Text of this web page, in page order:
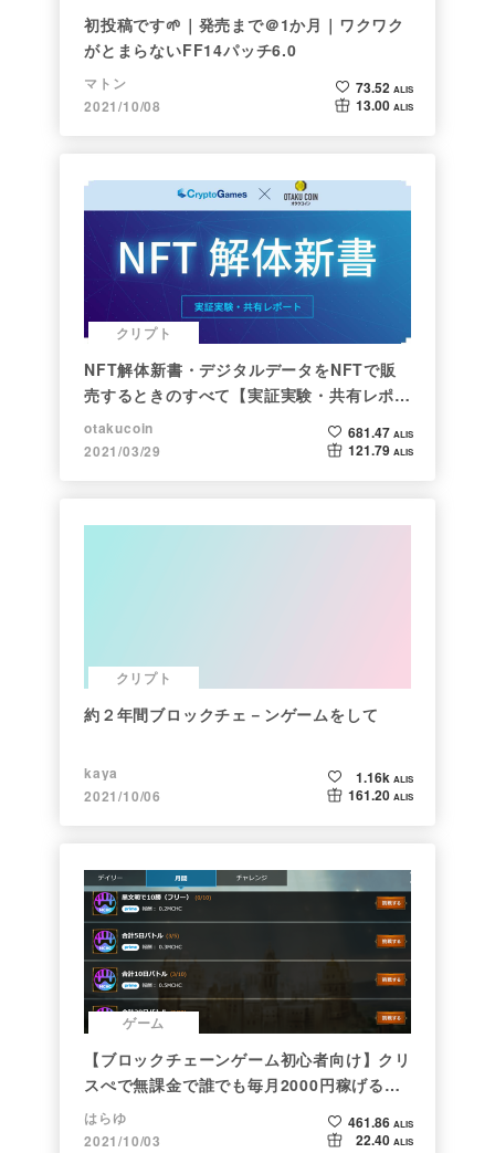
初投稿です🌱｜発売まで＠1か月｜ワクワク
がとまらないFF14パッチ6.0
マトン
2021/10/08
73.52 ALIS
13.00 ALIS
クリプト
NFT解体新書・デジタルデータをNFTで販
売するときのすべて【実証実験・共有レポー
ト】
otakucoin
2021/03/29
681.47 ALIS
121.79 ALIS
クリプト
約２年間ブロックチェ－ンゲームをして
kaya
2021/10/06
1.16k ALIS
161.20 ALIS
ゲーム
【ブロックチェーンゲーム初心者向け】クリ
スぺで無課金で誰でも毎月2000円稼げる時
代がきた
はらゆ
2021/10/03
461.86 ALIS
22.40 ALIS